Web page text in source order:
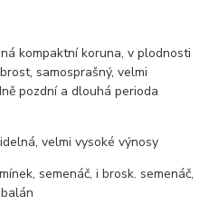
kompaktní koruna, v plodnosti
samosprašný, velmi
pozdní a dlouhá perioda
velmi vysoké výnosy
semenáč, i brosk. semenáč,